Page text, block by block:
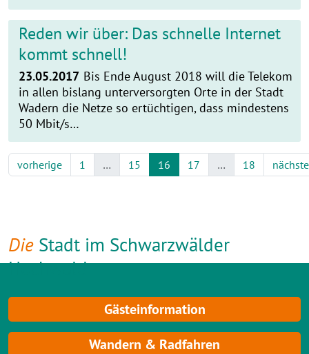
Reden wir über: Das schnelle Internet
kommt schnell!
23.05.2017 Bis Ende August 2018 will die Telekom
in allen bislang unterversorgten Orte in der Stadt
Wadern die Netze so ertüchtigen, dass mindestens
50 Mbit/s…
vorherige 1 … 15 16 17 … 18 nächste
Die Stadt im Schwarzwälder
Hochwald
Gästeinformation
Wandern & Radfahren